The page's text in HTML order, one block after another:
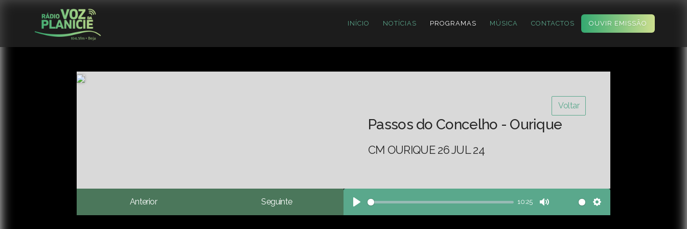
INÍCIO NOTÍCIAS PROGRAMAS MÚSICA CONTACTOS OUVIR EMISSÃO
Voltar
Passos do Concelho - Ourique
CM OURIQUE 26 JUL 24
Anterior Seguinte
Play
10:25
Mute Settings